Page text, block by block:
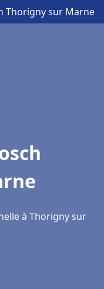
Thorigny sur Marne
à Thorigny sur